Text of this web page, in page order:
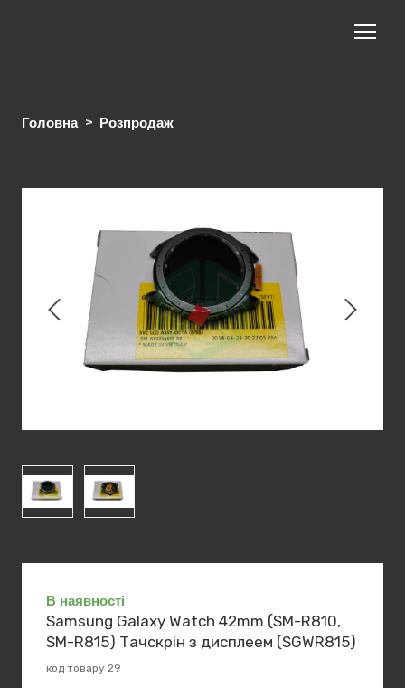
Головна Розпродаж
В наявності
Samsung Galaxy Watch 42mm (SM-R810,
SM-R815) Тачскрін з дисплеем (SGWR815)
код товару 29